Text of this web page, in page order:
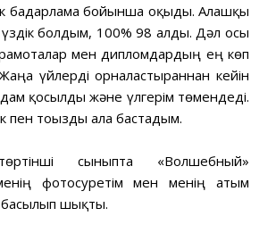
бағдарлама бойынша оқыды. Алғашқы
болдым, 100% 98 алды. Дәл осы
мен дипломдардың ең көп
үйлерді орналастырғаннан кейін
қосылды және үлгерім төмендеді.
пен тоғызды ала бастадым.
сыныпта «Волшебный»
фотосуретім мен менің атым
басылып шықты.